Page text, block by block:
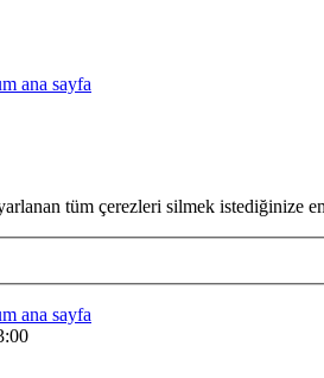
ana sayfa
tüm çerezleri silmek istediğinize
ana sayfa